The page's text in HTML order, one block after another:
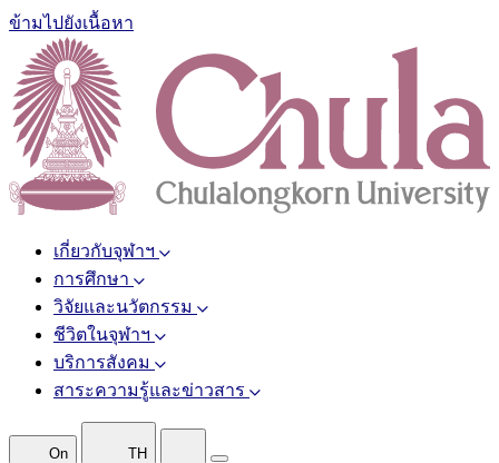
ข้ามไปยังเนื้อหา
เกี่ยวกับจุฬาฯ
การศึกษา
วิจัยและนวัตกรรม
ชีวิตในจุฬาฯ
บริการสังคม
สาระความรู้และข่าวสาร
On TH